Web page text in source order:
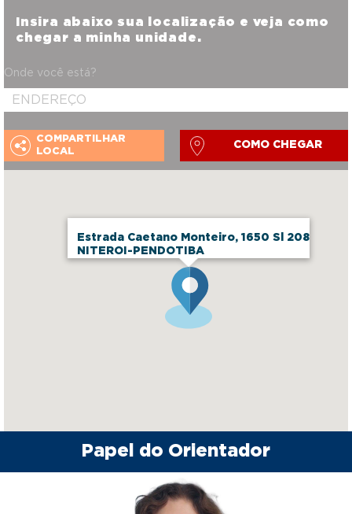
Estrada Caetano Monteiro, 1650 Sl 208
NITEROI-PENDOTIBA
Insira abaixo sua localização e veja como
chegar a minha unidade.
Onde você está?
COMPARTILHAR
LOCAL
COMO CHEGAR
Papel do Orientador